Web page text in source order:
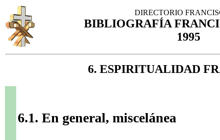
DIRECTORIO
BIBLIOGRAFÍA
1995
6. ESPIRITUALIDAD
6.1. En general, miscelánea